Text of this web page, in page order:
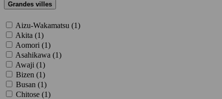
Grandes villes
Aizu-Wakamatsu (1)
Akita (1)
Aomori (1)
Asahikawa (1)
Awaji (1)
Bizen (1)
Busan (1)
Chitose (1)